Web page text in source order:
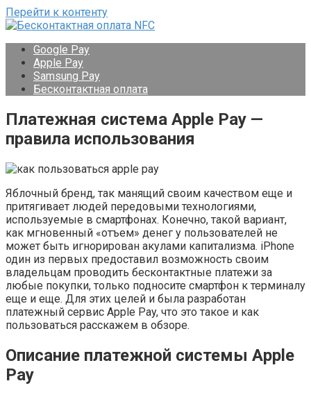
Перейти к контенту
Google Pay
Apple Pay
Samsung Pay
Бесконтактная оплата
Платежная система Apple Pay —
правила использования
Яблочный бренд, так манящий своим качеством еще и
притягивает людей передовыми технологиями,
используемые в смартфонах. Конечно, такой вариант,
как мгновенный «отъем» денег у пользователей не
может быть игнорирован акулами капитализма. iPhone
один из первых предоставил возможность своим
владельцам проводить бесконтактные платежи за
любые покупки, только подносите смартфон к терминалу
еще и еще. Для этих целей и была разработан
платежный сервис Apple Pay, что это такое и как
пользоваться расскажем в обзоре.
Описание платежной системы Apple
Pay